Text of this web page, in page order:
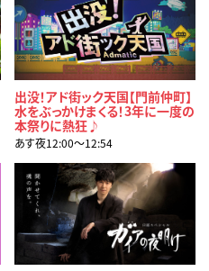
出没！アド街ック天国【門前仲町】
水をぶっかけまくる！3年に一度の
本祭りに熱狂♪
あす夜12:00〜12:54